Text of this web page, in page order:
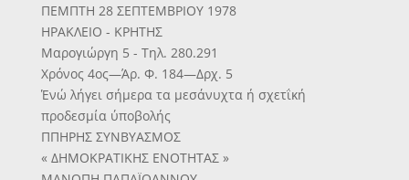
ΠΕΜΠΤΗ 28 ΣΕΠΤΕΜΒΡΙΟΥ 1978
ΗΡΑΚΛΕΙΟ - ΚΡΗΤΗΣ
Μαρογιώργη 5 - Τηλ. 280.291
Χρόνος 4ος—Άρ. Φ. 184—Δρχ. 5
Ένώ λήγει σήμερα τα μεσάνυχτα ή σχετΐκή
προδεσμία ύποβολής
ΠΠΗΡΗΣ ΣΥΝΒΥΑΣΜΟΣ
« ΔΗΜΟΚΡΑΤΙΚΗΣ ΕΝΟΤΗΤΑΣ »